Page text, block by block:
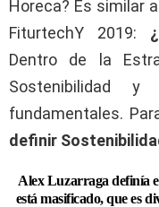
Horeca? Es similar
FiturtechY 2019:
Dentro de la
Sostenibilidad
fundamentales.
definir
Alex Luzarraga definía
está masificado, que es